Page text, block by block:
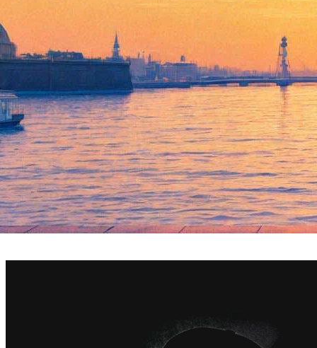
Знаменитый финский коллектив, играющий в стиле лав-
метал, объявил о завершении карьеры. В рамках финального
тура музыканты заедут и в Петербург. В нашем городе они
дадут два концерта на сцене ДК им. Ленсовета — 24 и 25
ноября. Продажа билетов на эти выступления начнется 9
марта.
«Настало время попрощаться, чтобы уступить дорогу еще
неизведанным зрелищам, ароматам и звукам, – приводят
организаторы выступлений слова солиста HIM Вилле Вало. –
Мы закончили наш рисунок, нашли ответы на свои вопросы и
повернули ключ».